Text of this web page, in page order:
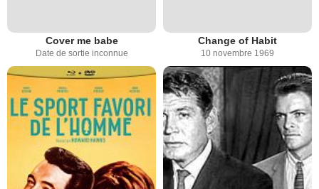
Cover me babe
Date de sortie inconnue
Change of Habit
10 novembre 1969